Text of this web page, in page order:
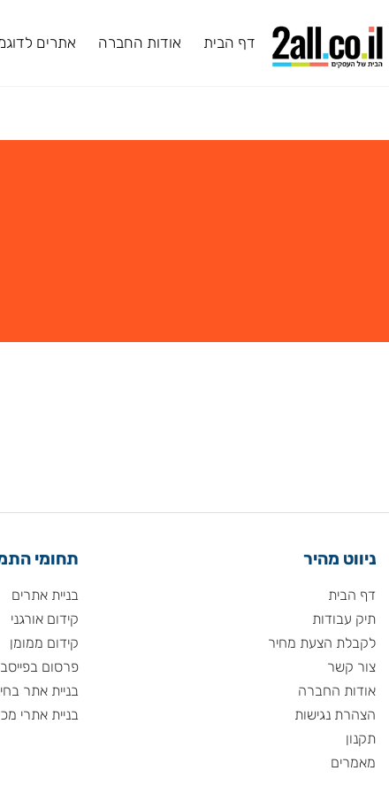
דף הבית אודות החברה אתרים לדוגמא
הצעת מחיר
החברה
בניית אתרים
קידום אורגני
קידום ממומן
פרסום בפייסבוק
בניית אתר בחינם